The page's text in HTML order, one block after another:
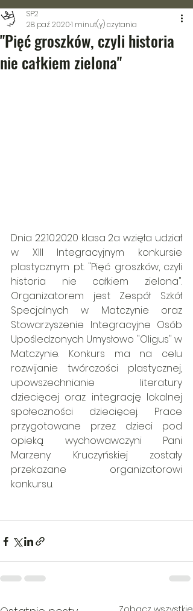
"Pięć groszków, czyli historia
nie całkiem zielona"
SP2
28 paź 20201 minut(y) czytania
Dnia 22.10.2020 klasa 2a wzięła udział
w XIII Integracyjnym konkursie
plastycznym pt. "Pięć groszków, czyli
historia nie całkiem zielona".
Organizatorem jest Zespół Szkół
Specjalnych w Matczynie oraz
Stowarzyszenie Integracyjne Osób
Upośledzonych Umysłowo "Oligus" w
Matczynie. Konkurs ma na celu
rozwijanie twórczości plastycznej,
upowszechnianie literatury
dziecięcej oraz integrację lokalnej
społeczności dziecięcej. Prace
przygotowane przez dzieci pod
opieką wychowawczyni Pani
Marzeny Kruczyńskiej zostały
przekazane organizatorowi
konkursu.